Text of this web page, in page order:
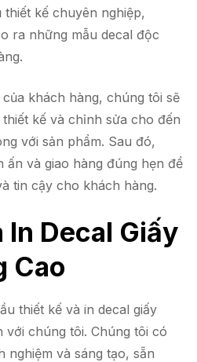
thiết kế chuyên nghiệp,
ra những mẫu decal độc
khách hàng, chúng tôi sẽ
kế và chỉnh sửa cho đến
với sản phẩm. Sau đó,
ấn và giao hàng đúng hẹn để
tin cậy cho khách hàng.
In Decal Giấy
Cao
thiết kế và in decal giấy
chúng tôi. Chúng tôi có
nghiệm và sáng tạo, sẵn